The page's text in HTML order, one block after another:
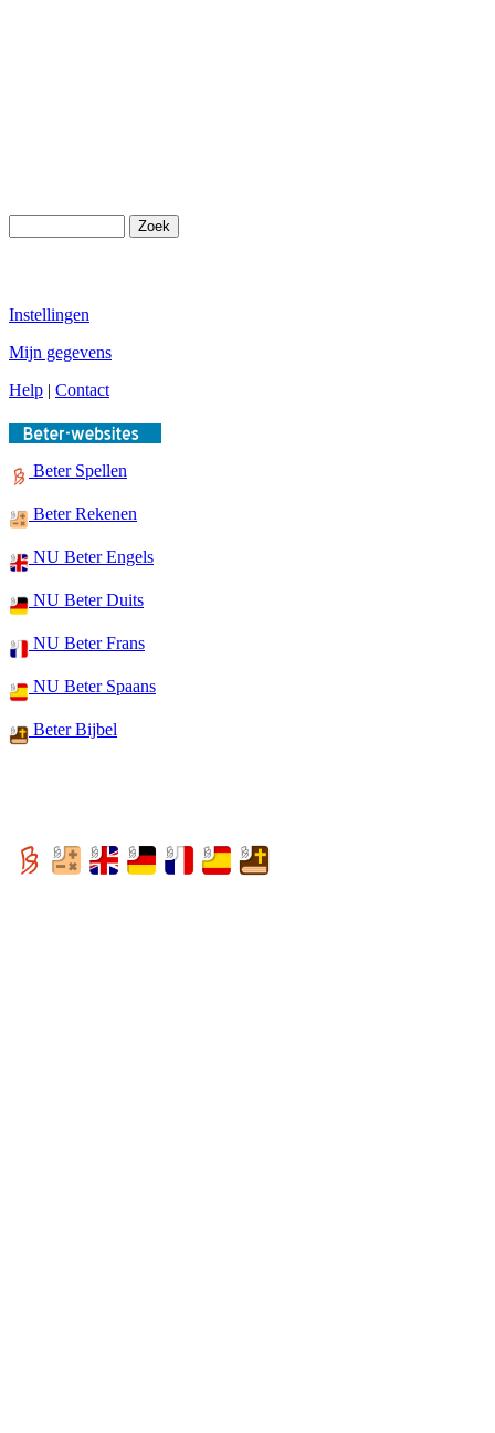
Instellingen
Mijn gegevens
Help | Contact
Beter Spellen
Beter Rekenen
NU Beter Engels
NU Beter Duits
NU Beter Frans
NU Beter Spaans
Beter Bijbel